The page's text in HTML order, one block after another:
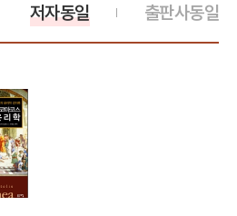
출판사동일
저자동일